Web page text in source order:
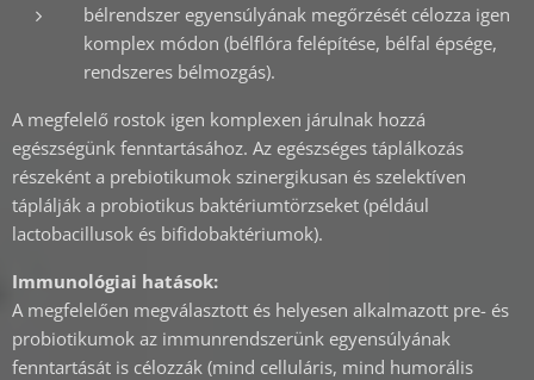
bélrendszer egyensúlyának megőrzését célozza igen
komplex módon (bélflóra felépítése, bélfal épsége,
rendszeres bélmozgás).
A megfelelő rostok igen komplexen járulnak hozzá
egészségünk fenntartásához. Az egészséges táplálkozás
részeként a prebiotikumok szinergikusan és szelektíven
táplálják a probiotikus baktériumtörzseket (például
lactobacillusok és bifidobaktériumok).
Immunológiai hatások:
A megfelelően megválasztott és helyesen alkalmazott pre- és
probiotikumok az immunrendszerünk egyensúlyának
fenntartását is célozzák (mind celluláris, mind humorális